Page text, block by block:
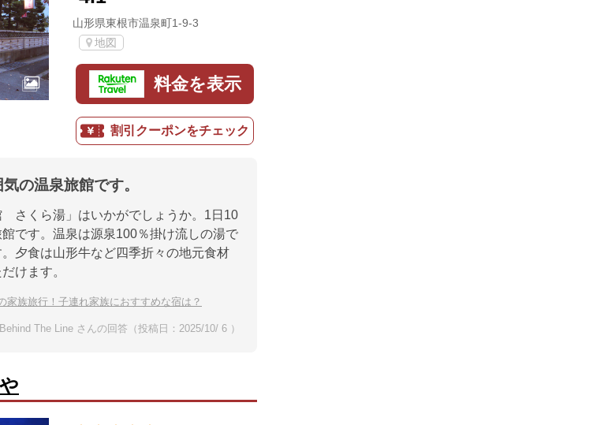
山形県東根市温泉町1-9-3
地図
料金を表示
割引クーポンをチェック
の温泉旅館です。
さくら湯」はいかがでしょうか。1日10
です。温泉は源泉100％掛け流しの湯で
夕食は山形牛など四季折々の地元食材
けます。
家族旅行！子連れ家族におすすめな宿は？
Behind The Line さんの回答（投稿日：2025/10/ 6 ）